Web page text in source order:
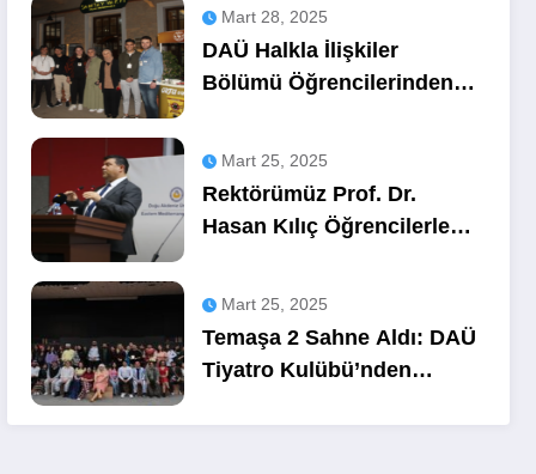
Mart 28, 2025
DAÜ Halkla İlişkiler
Bölümü Öğrencilerinden
Mart 25, 2025
Rektörümüz Prof. Dr.
Hasan Kılıç Öğrencilerle
Mart 25, 2025
Temaşa 2 Sahne Aldı: DAÜ
Tiyatro Kulübü’nden